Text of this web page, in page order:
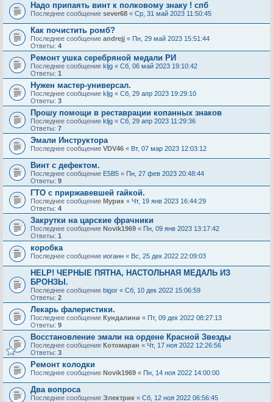
Надо припаять винт к полковому знаку ! спб
Последнее сообщение sever68 « Ср, 31 май 2023 11:50:45
Как почистить ромб?
Последнее сообщение andrejj « Пн, 29 май 2023 15:51:44
Ответы: 4
Ремонт ушка серебряной медали РИ
Последнее сообщение kljg « Сб, 06 май 2023 19:10:42
Ответы: 1
Нужен мастер-универсал.
Последнее сообщение kljg « Сб, 29 апр 2023 19:29:10
Ответы: 3
Прошу помощи в реставрации копанных знаков
Последнее сообщение kljg « Сб, 29 апр 2023 11:29:36
Ответы: 7
Эмали Инструктора
Последнее сообщение VDV46 « Вт, 07 мар 2023 12:03:12
Винт с дефектом.
Последнее сообщение E5B5 « Пн, 27 фев 2023 20:48:44
Ответы: 9
ГТО с приржавевшей гайкой.
Последнее сообщение Мурик « Чт, 19 янв 2023 16:44:29
Ответы: 4
Закрутки на царские фрачники
Последнее сообщение Novik1969 « Пн, 09 янв 2023 13:17:42
Ответы: 1
коробка
Последнее сообщение иоганн « Вс, 25 дек 2022 22:09:03
HELP! ЧЕРНЫЕ ПЯТНА, НАСТОЛЬНАЯ МЕДАЛЬ ИЗ
БРОНЗЫ.
Последнее сообщение bigor « Сб, 10 дек 2022 15:06:59
Ответы: 2
Лекарь фалеристики.
Последнее сообщение Кундалини « Пт, 09 дек 2022 08:27:13
Ответы: 9
Восстановление эмали на ордене Красной Звезды
Последнее сообщение Котомаран « Чт, 17 ноя 2022 12:26:56
Ответы: 3
Ремонт колодки
Последнее сообщение Novik1969 « Пн, 14 ноя 2022 14:00:00
Два вопроса
Последнее сообщение Электрик « Сб, 12 ноя 2022 06:56:45